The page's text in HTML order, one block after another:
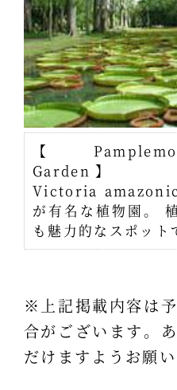
【
Garden 】
Victoria
が有名な植物園。
も魅力的なスポット
※上記掲載内容は
合がございます。
だけますようお願い